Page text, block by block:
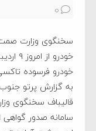
0
سخنگوی وزارت
خودرو فرسوده
به گزارش پرتو جنوب
قالیباف سخنگوی
سامانه صدور گواهی